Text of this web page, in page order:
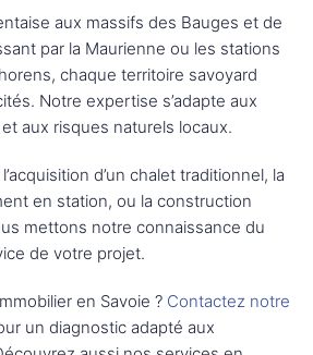
aux massifs des Bauges et de
par la Maurienne ou les stations
chaque territoire savoyard
Notre expertise s’adapte aux
aux risques naturels locaux.
d’un chalet traditionnel, la
en station, ou la construction
mettons notre connaissance du
de votre projet.
en Savoie ? Contactez notre
un diagnostic adapté aux